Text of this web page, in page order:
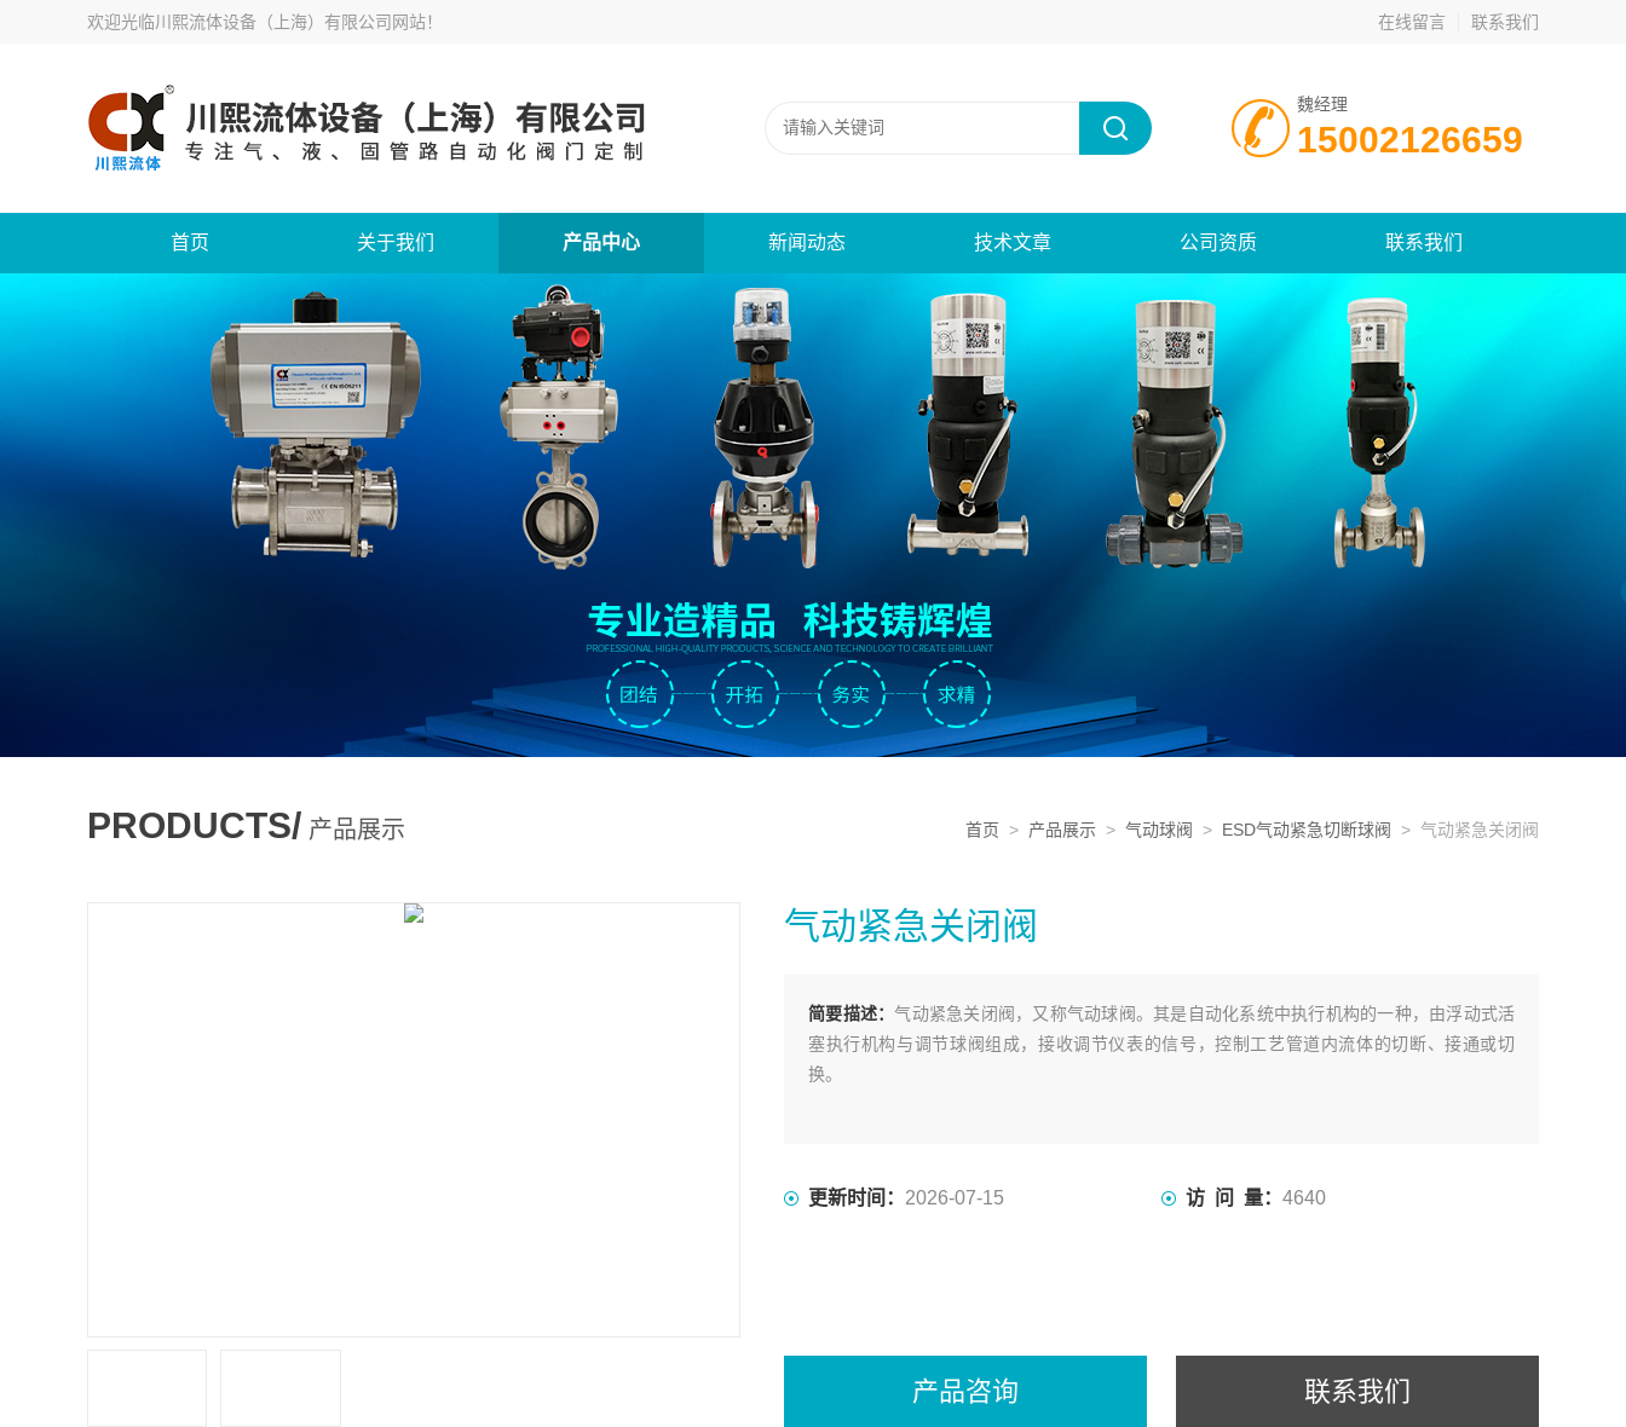
欢迎光临川熙流体设备（上海）有限公司网站！ 在线留言 联系我们
魏经理
15002126659
首页 关于我们 产品中心 新闻动态 技术文章 公司资质 联系我们
PRODUCTS/ 产品展示 首页 > 产品展示 > 气动球阀 > ESD气动紧急切断球阀 > 气动紧急关闭阀
气动紧急关闭阀
简要描述：气动紧急关闭阀，又称气动球阀。其是自动化系统中执行机构的一种，由浮动式活
塞执行机构与调节球阀组成，接收调节仪表的信号，控制工艺管道内流体的切断、接通或切
换。
更新时间： 2026-07-15 访 问 量： 4640
产品咨询 联系我们